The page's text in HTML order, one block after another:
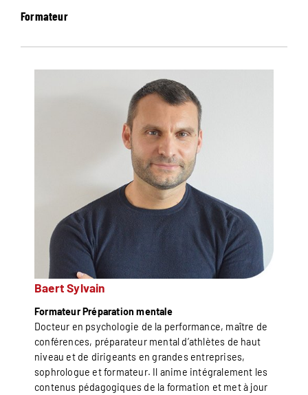
Formateur
Baert Sylvain
Formateur Préparation mentale
Docteur en psychologie de la performance, maître de
conférences, préparateur mental d’athlètes de haut
niveau et de dirigeants en grandes entreprises,
sophrologue et formateur. Il anime intégralement les
contenus pédagogiques de la formation et met à jour